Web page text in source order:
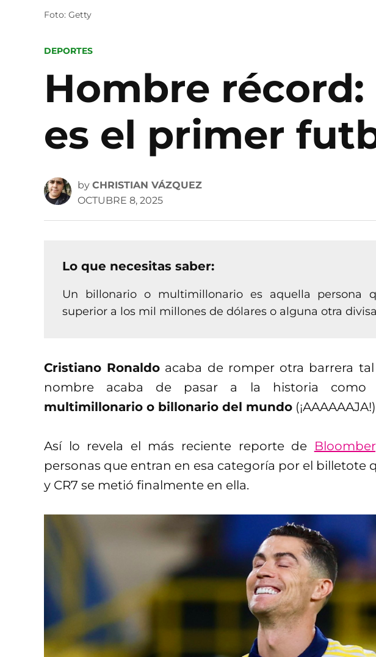
Foto: Getty
POSTED
DEPORTES
Hombre
es el primer
by CHRISTIAN VÁZQUEZ
OCTUBRE 8, 2025
Lo que necesitas saber:
Un billonario o multimillonario es aquella persona
superior a los mil millones de dólares o alguna otra divisa
Cristiano Ronaldo acaba de romper otra barrera
nombre acaba de pasar a la historia
multimillonario o billonario del mundo
Así lo revela el más reciente reporte de
personas que entran en esa categoría por el billetote
y CR7 se metió finalmente en ella.